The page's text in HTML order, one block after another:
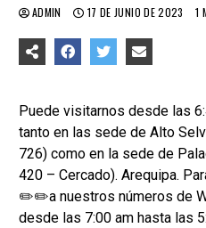
ADMIN 17 DE JUNIO DE 2023 1
Puede visitarnos desde las
tanto en las sede de Alto
726) como en la sede de
420 – Cercado). Arequipa.
✏️✏️a nuestros números de
desde las 7:00 am hasta las